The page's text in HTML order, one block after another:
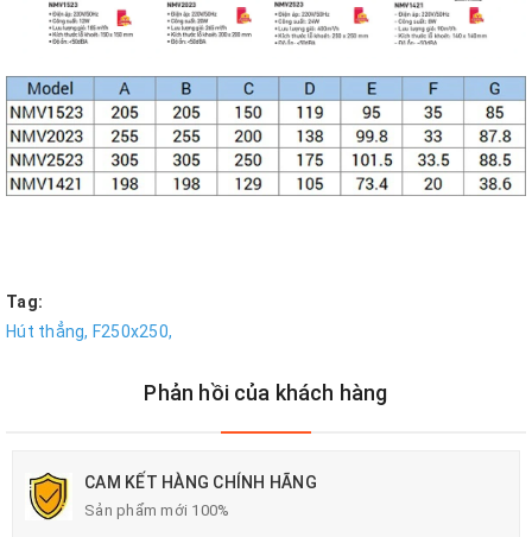
Tag:
Hút thẳng, F250x250,
Phản hồi của khách hàng
CAM KẾT HÀNG CHÍNH HÃNG
Sản phẩm mới 100%